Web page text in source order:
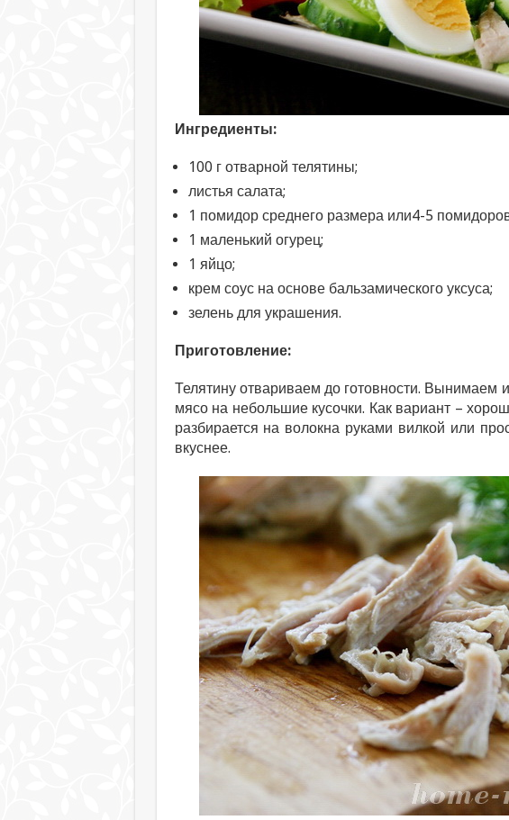
Ингредиенты:
100 г отварной телятины;
листья салата;
1 помидор среднего размера или4-5
1 маленький огурец;
1 яйцо;
крем соус на основе бальзамического уксуса;
зелень для украшения.
Приготовление:
Телятину отвариваем до готовности. Вынимаем
мясо на небольшие кусочки. Как вариант –
разбирается на волокна руками вилкой или
вкуснее.